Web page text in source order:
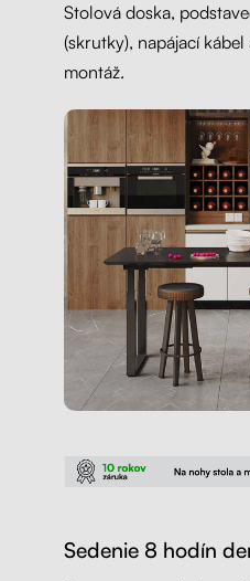
Stolová doska,
(skrutky), napájací
montáž.
Sedenie 8 hodín